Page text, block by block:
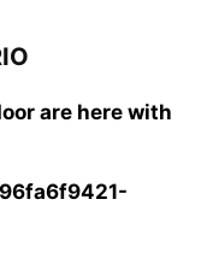
are here with